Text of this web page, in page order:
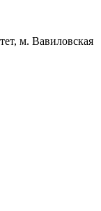
м. Вавиловская